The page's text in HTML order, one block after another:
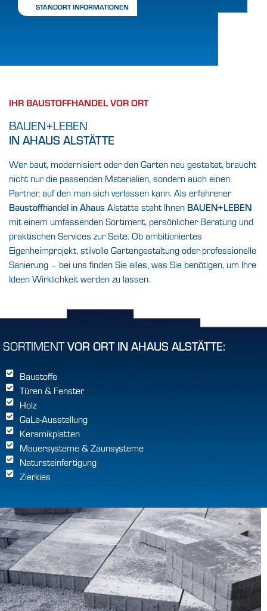
STANDORT INFORMATIONEN
IHR BAUSTOFFHANDEL VOR ORT
BAUEN+LEBEN
IN AHAUS ALSTÄTTE
Wer baut, modernisiert oder den Garten neu gestaltet, braucht
nicht nur die passenden Materialien, sondern auch einen
Partner, auf den man sich verlassen kann. Als erfahrener
Baustoffhandel in Ahaus Alstätte steht Ihnen BAUEN+LEBEN
mit einem umfassenden Sortiment, persönlicher Beratung und
praktischen Services zur Seite. Ob ambitioniertes
Eigenheimprojekt, stilvolle Gartengestaltung oder professionelle
Sanierung – bei uns finden Sie alles, was Sie benötigen, um Ihre
Ideen Wirklichkeit werden zu lassen.
SORTIMENTVOR ORT IN AHAUS ALSTÄTTE:
Baustoffe
Türen & Fenster
Holz
GaLa-Ausstellung
Keramikplatten
Mauersysteme & Zaunsysteme
Natursteinfertigung
Zierkies